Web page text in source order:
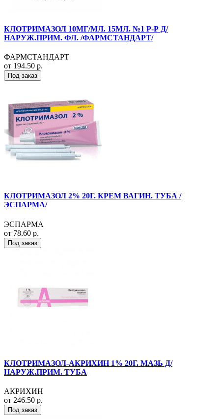
КЛОТРИМАЗОЛ 10МГ/МЛ. 15МЛ. №1 Р-Р Д/
НАРУЖ.ПРИМ. ФЛ. /ФАРМСТАНДАРТ/
ФАРМСТАНДАРТ
от 194.50 р.
Под заказ
КЛОТРИМАЗОЛ 2% 20Г. КРЕМ ВАГИН. ТУБА /
ЭСПАРМА/
ЭСПАРМА
от 78.60 р.
Под заказ
КЛОТРИМАЗОЛ-АКРИХИН 1% 20Г. МАЗЬ Д/
НАРУЖ.ПРИМ. ТУБА
АКРИХИН
от 246.50 р.
Под заказ